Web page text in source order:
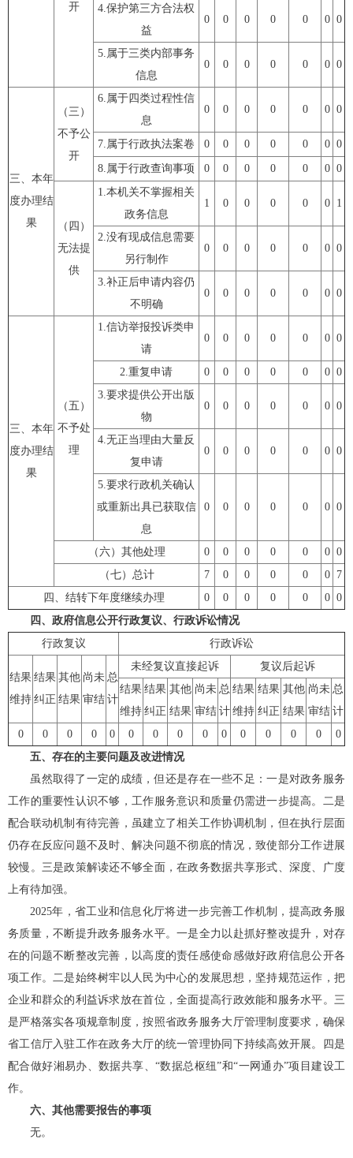
开
4.保护第三方合法权
益
0 0 0 0 0 0 0
5. 属于三类内部事务
信息
0 0 0 0 0 0 0
三、本年
度办理结
果
（三）
不予公
开
6. 属于四类过程性信
息
0 0 0 0 0 0 0
7. 属于行政执法案卷 0 0 0 0 0 0 0
8. 属于行政查询事项 0 0 0 0 0 0 0
（四）
无法提
供
1.本机关不掌握相关
政务信息
1 0 0 0 0 0 1
2.没有现成信息需要
另行制作
0 0 0 0 0 0 0
3.补正后申请内容仍
不明确
0 0 0 0 0 0 0
三、本年
度办理结
果
（五）
不予处
理
1.信访举报投诉类申
请
0 0 0 0 0 0 0
2.重复申请 0 0 0 0 0 0 0
3.要求提供公开出版
物
0 0 0 0 0 0 0
4.无正当理由大量反
复申请
0 0 0 0 0 0 0
5.要求行政机关确认
或重新出具已获取信
息
0 0 0 0 0 0 0
（六）其他处理 0 0 0 0 0 0 0
（七）总计
7 0 0 0 0 0
7
四、结转下年度继续办理
0 0 0 0 0 0 0
四、政府信息公开行政复议、行政诉讼情况
行政复议
行政诉讼
结果
维持
结果
纠正
其他
结果
尚未
审结
总
计
未经复议直接起诉
复议后起诉
结果
维持
结果
纠正
其他
结果
尚未
审结
总
计
结果
维持
结果
纠正
其他
结果
尚未
审结
总
计
0
0 0 0 0 0 0 0 0 0 0 0 0 0
0
五、存在的主要问题及改进情况
虽然取得了一定的成绩，但还是存在一些不足：一是对政务服务
工作的重要性认识不够，工作服务意识和质量仍需进一步提高。二是
配合联动机制有待完善，虽建立了相关工作协调机制，但在执行层面
仍存在反应问题不及时、解决问题不彻底的情况，致使部分工作进展
较慢。三是政策解读还不够全面，在政务数据共享形式、深度、广度
上有待加强。
2025年， 省工业和信息化厅将进一步完善工作机制，提高政务服
务质量，不断提升政务服务水平。一是全力以赴抓好整改提升，对存
在的问题不断整改完善，以高度的责任感使命感做好政府信息公开各
项工作。二是始终树牢以人民为中心的发展思想，坚持规范运作，把
企业和群众的利益诉求放在首位，全面提高行政效能和服务水平。三
是严格落实各项规章制度，按照省政务服务大厅管理制度要求，确保
省工信厅入驻工作在政务大厅的统一管理协同下持续高效开展。四是
配合做好湘易办、数据共享、“数据总枢纽”和“一网通办”项目建设工
作。
六、其他需要报告的事项
无。